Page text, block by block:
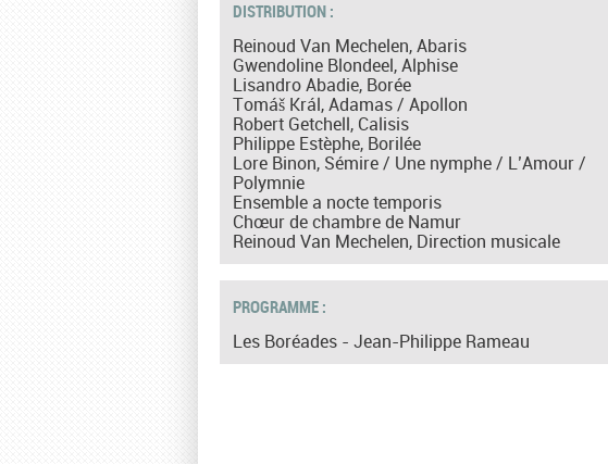
DISTRIBUTION :
Reinoud Van Mechelen, Abaris
Gwendoline Blondeel, Alphise
Lisandro Abadie, Borée
Tomáš Král, Adamas / Apollon
Robert Getchell, Calisis
Philippe Estèphe, Borilée
Lore Binon, Sémire / Une nymphe / L’Amour /
Polymnie
Ensemble a nocte temporis
Chœur de chambre de Namur
Reinoud Van Mechelen, Direction musicale
PROGRAMME :
Les Boréades - Jean-Philippe Rameau